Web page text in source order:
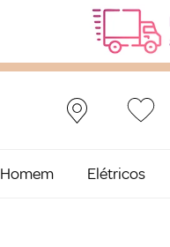
Homem Elétricos